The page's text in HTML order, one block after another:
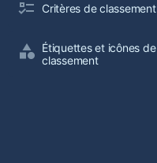
Critères de classement
Étiquettes et icônes de
classement